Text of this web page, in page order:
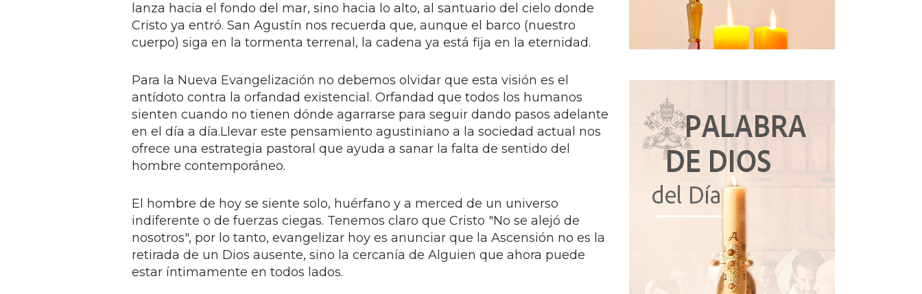
lanza hacia el fondo del mar, sino hacia lo alto, al santuario del cielo donde
Cristo ya entró. San Agustín nos recuerda que, aunque el barco (nuestro
cuerpo) siga en la tormenta terrenal, la cadena ya está fija en la eternidad.
Para la Nueva Evangelización no debemos olvidar que esta visión es el
antídoto contra la orfandad existencial. Orfandad que todos los humanos
sienten cuando no tienen dónde agarrarse para seguir dando pasos adelante
en el día a día.Llevar este pensamiento agustiniano a la sociedad actual nos
ofrece una estrategia pastoral que ayuda a sanar la falta de sentido del
hombre contemporáneo.
El hombre de hoy se siente solo, huérfano y a merced de un universo
indiferente o de fuerzas ciegas. Tenemos claro que Cristo "No se alejó de
nosotros", por lo tanto, evangelizar hoy es anunciar que la Ascensión no es la
retirada de un Dios ausente, sino la cercanía de Alguien que ahora puede
estar íntimamente en todos lados.